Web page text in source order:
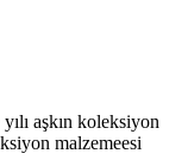
aşkın koleksiyon
malzemeesi